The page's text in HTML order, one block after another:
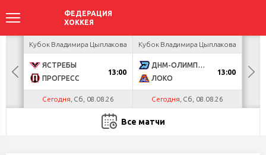
Кубок Владимира Цыплакова
ЯСТРЕБЫ
ПРОГРЕСС
13:00
Сегодня , Сб, 08.08.26
Кубок Владимира Цыплакова
ДНМ-ОЛИМПИК
ЛОКО
13:00
Сегодня , Сб, 08.08.26
Все матчи